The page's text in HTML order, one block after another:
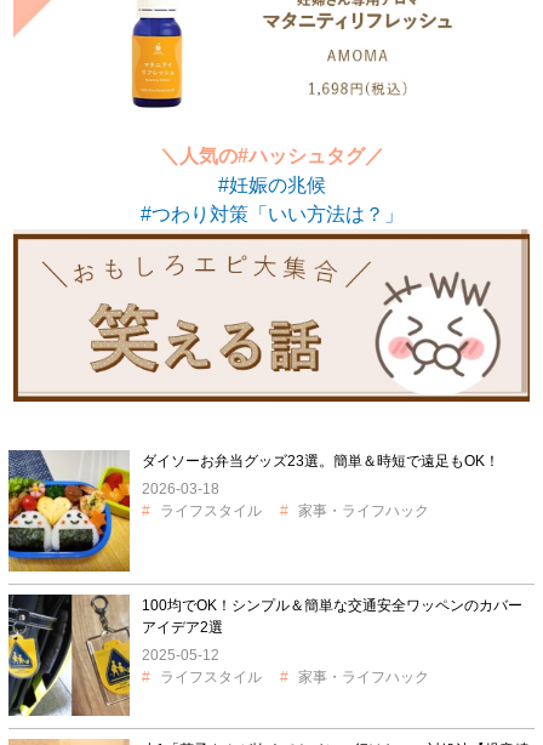
＼人気の#ハッシュタグ／
#妊娠の兆候
#つわり対策「いい方法は？」
ダイソーお弁当グッズ23選。簡単＆時短で遠足もOK！
2026-03-18
ライフスタイル
家事・ライフハック
100均でOK！シンプル＆簡単な交通安全ワッペンのカバー
アイデア2選
2025-05-12
ライフスタイル
家事・ライフハック